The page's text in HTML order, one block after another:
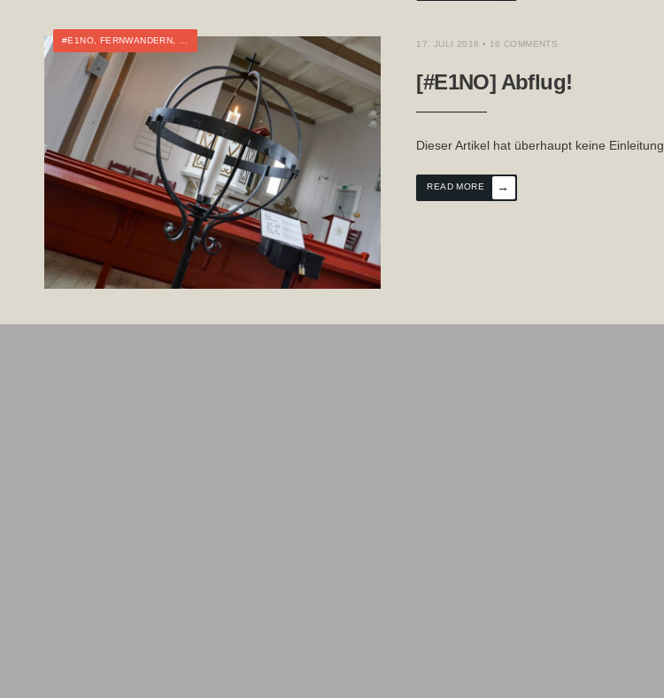
#E1NO FERNWANDERN TOURTAGEBUCH 17. JULI 2018 • 16 COMMENTS
[#E1NO] Abflug!
Dieser Artikel hat überhaupt keine Einleitung.
READ MORE →